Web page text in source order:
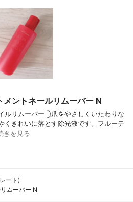
ントネールリムーバー N
ルリムーバー 𓊇爪をやさしくいたわりな
くきれいに落とす除光液です。フルーテ
きを見る
ート)
ムーバー N